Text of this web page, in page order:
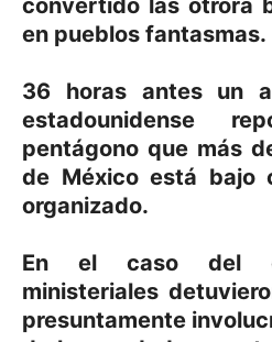
convertido las otrora
en pueblos fantasmas.
36 horas antes un
estadounidense
pentágono que más
de México está bajo
organizado.
En el caso del
ministeriales
presuntamente